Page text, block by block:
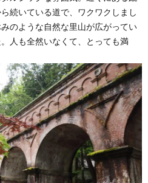
続いている道で、ワクワクしまし
のような自然な里山が広がってい
人も全然いなくて、とっても満